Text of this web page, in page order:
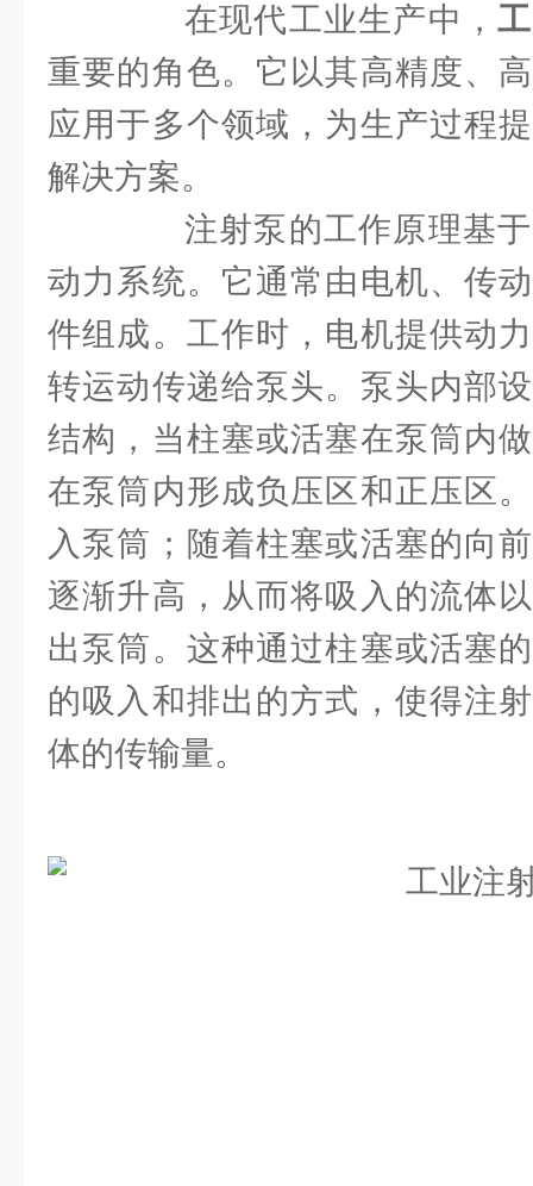
在现代工业生产中，
重要的角色。它以其高精度、
应用于多个领域，为生产过程
解决方案。
注射泵的工作原理基于
动力系统。它通常由电机、传
件组成。工作时，电机提供动
转运动传递给泵头。泵头内部
结构，当柱塞或活塞在泵筒内
在泵筒内形成负压区和正压区
入泵筒；随着柱塞或活塞的向
逐渐升高，从而将吸入的流体
出泵筒。这种通过柱塞或活塞
的吸入和排出的方式，使得注
体的传输量。